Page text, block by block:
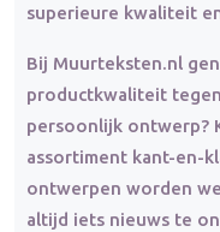
superieure kwaliteit
Bij Muurteksten.nl
productkwaliteit
persoonlijk ontwerp?
assortiment kant-en-
ontwerpen worden
altijd iets nieuws te